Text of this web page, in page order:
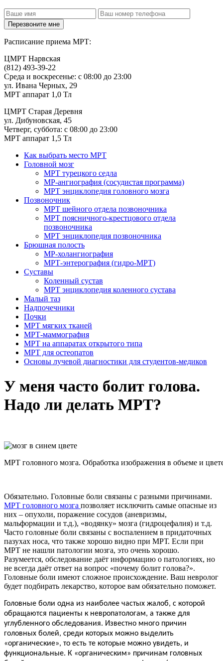
Расписание приема МРТ:
ЦМРТ Нарвская
(812) 493-39-22
Среда и воскресенье: с 08:00 до 23:00
ул. Ивана Черных, 29
МРТ аппарат 1,0 Тл
ЦМРТ Старая Деревня
ул. Дибуновская, 45
Четверг, суббота: с 08:00 до 23:00
МРТ аппарат 1,5 Тл
Как выбрать место МРТ
Головной мозг
МРТ турецкого седла
МР-ангиография (сосудистая программа)
МРТ энциклопедия головного мозга
Позвоночник
МРТ шейного отдела позвоночника
МРТ поясничного-крестцового отдела
позвоночника
МРТ энциклопедия позвоночника
Брюшная полость
МР-холангиография
МРТ-энтерография (гидро-МРТ)
Суставы
Коленный сустав
МРТ энциклопедия коленного сустава
Малый таз
Надпочечники
Почки
МРТ мягких тканей
МРТ-маммография
МРТ на аппаратах открытого типа
МРТ для остеопатов
Основы лучевой диагностики для студентов-медиков
У меня часто болит голова.
Надо ли делать МРТ?
МРТ головного мозга. Обработка изображения в объеме и
Обязательно. Головные боли связаны с разными причинами.
МРТ головного мозга позволяет исключить самые опасные из
них – опухоли, поражение сосудов (аневризмы,
мальформации и т.д.), «водянку» мозга (гидроцефалия) и т.д.
Часто головные боли связаны с воспалением в придаточных
пазухах носа, что также хорошо видно при МРТ. Если при
МРТ не нашли патологии мозга, это очень хорошо.
Разумеется, обследование даёт информацию о патологиях, но
не всегда даёт ответ на вопрос «почему болит голова?».
Головные боли имеют сложное происхождение. Ваш невролог
будет подбирать лекарство, которое вам обязательно поможет.
Головные боли одна из наиболее частых жалоб, с которой
обращаются пациенты к невропатологам, а также для
углубленного обследования. Известно много причин
головных болей, среди которых можно выделить
«органические», то есть те которые можно увидеть, и
функциональные. К «органическим» причинам головных